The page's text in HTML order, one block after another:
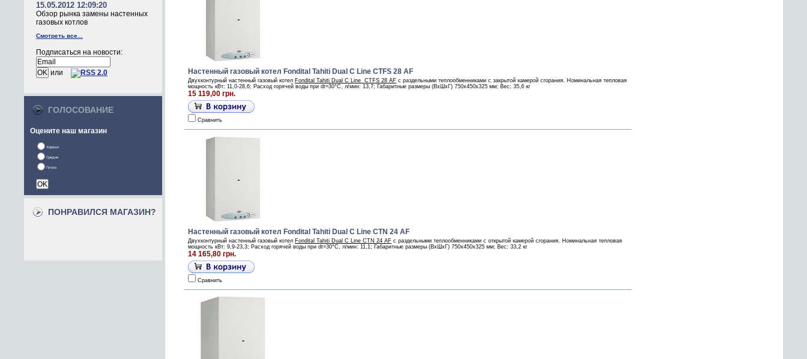
15.05.2012 12:09:20
Обзор рынка замены настенных
газовых котлов
Смотреть все...
Подписаться на новости:
или
ГОЛОСОВАНИЕ
Оцените наш магазин
Хорошо
Средне
Плохо
ПОНРАВИЛСЯ МАГАЗИН?
Настенный газовый котел Fondital Tahiti Dual C Line CTFS 28 AF
Двухконтурный настенный газовый котел Fondital Tahiti Dual C Line CTFS 28 AF с раздельными теплообменниками с закрытой камерой сгорания. Номинальная тепловая
мощность кВт: 11,0-28,6; Расход горячей воды при dt=30°С, л/мин: 13,7; Габаритные размеры (ВхШхГ) 750х450х325 мм; Вес: 35,6 кг
15 119,00 грн.
Сравнить
Настенный газовый котел Fondital Tahiti Dual C Line CTN 24 AF
Двухконтурный настенный газовый котел Fondital Tahiti Dual C Line CTN 24 AF с раздельными теплообменниками с открытой камерой сгорания. Номинальная тепловая
мощность кВт: 9,9-23,3; Расход горячей воды при dt=30°С, л/мин: 11,1; Габаритные размеры (ВхШхГ) 750х450х325 мм; Вес: 33,2 кг
14 165,80 грн.
Сравнить